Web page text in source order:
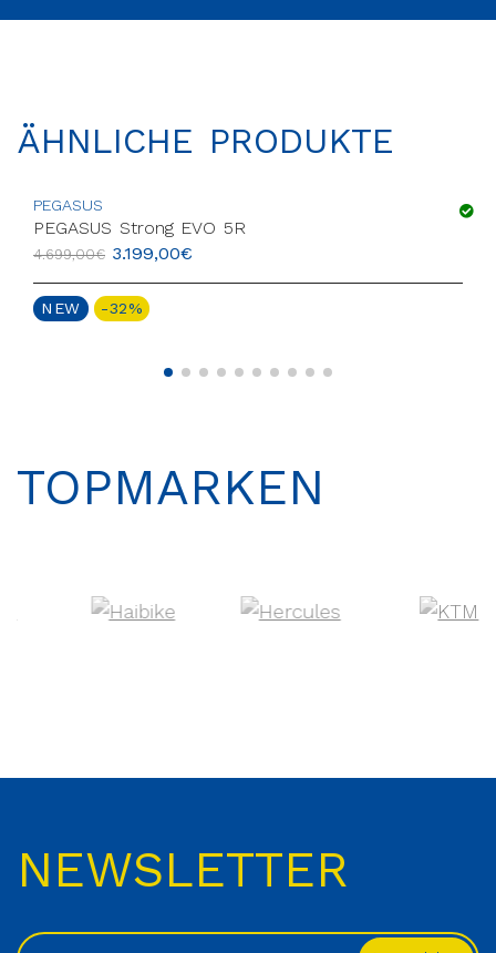
ÄHNLICHE PRODUKTE
PEGASUS
PEGASUS Strong EVO 5R
4.699,00€ 3.199,00€
NEW -32%
TOPMARKEN
NEWSLETTER